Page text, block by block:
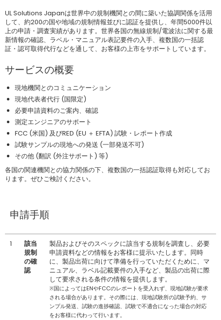
UL Solutions Japanは世界中の規制機関との間に築いた協調関係を活用
して、約200の国や地域の規制情報並びに認証を提供し、年間5000件以
上の申請・調査実績があります。世界各国の無線規制/電波法に関する最
新情報の確認、ラベル・マニュアル表記要件の入手、複数国の一括認
証・認可取得代行などを通して、お客様の上市をサポートしています。
サービスの概要
現地機関とのコミュニケーション
現地代表者代行 (国限定)
必要申請資料のご案内、確認
測定エンジニアのサポート
FCC (米国) 及びRED (EU ＋ EFTA) 試験・レポート作成
試験サンプルの現地への発送 (一部発送不可)
その他 (翻訳 (外注サポート) 等)
各国の関連機関との協力関係の下、複数国の一括認証取得も対応してお
ります。ぜひご検討ください。
申請手順
1
該当
規制
の確
認
製品およびそのスペックに該当する規制を調査し、必要
申請資料などの情報をお客様に提示いたします。同時
に、製品出荷に向けて準備を行っていただくために、マ
ニュアル、ラベル記載要件の入手など、製品の出荷に際
して要求される条件の情報を提供します。
※国によってはENやFCCのレポートを受入れず、現地試験が要求
される場合があります。その際には、現地試験所の試験予約、サ
ンプル発送、試験の進捗確認、試験で不適合になった場合の対応
をお客様に代わって行います。